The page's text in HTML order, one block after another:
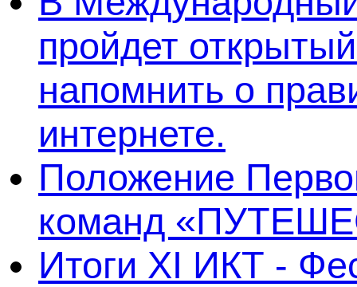
пройдет
напомнить о
интернете.
Положение
команд
Итоги XI ИКТ -